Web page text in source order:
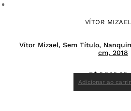
VÍTOR MIZAEL
Vítor Mizael, Sem Título,
cm, 2018
R$8.000,00
Adicionar ao